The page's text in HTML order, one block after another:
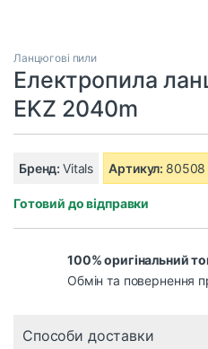
Ланцюгові пили
Електропила
EKZ 2040m
Бренд:Vitals Артикул: 80508
Готовий до відправки
100% оригінальний
Обмін та повернення
Способи доставки